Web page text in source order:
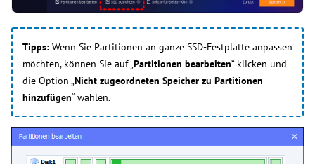
Tipps: Wenn Sie Partitionen an ganze SSD-Festplatte anpassen
möchten, können Sie auf „ Partitionen bearbeiten“ klicken und
die Option „ Nicht zugeordneten Speicher zu Partitionen
hinzufügen“ wählen.